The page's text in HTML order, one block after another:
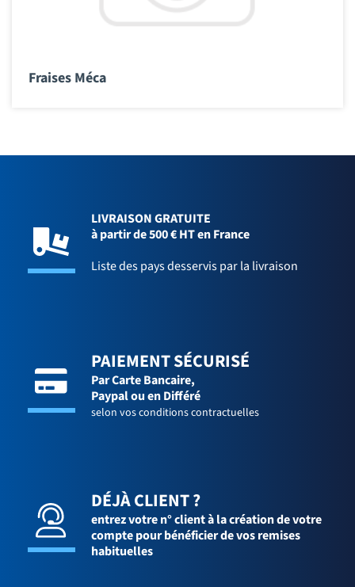
Fraises Méca
LIVRAISON GRATUITE
à partir de 500 € HT en France
Liste des pays desservis par la livraison
PAIEMENT SÉCURISÉ
Par Carte Bancaire,
Paypal ou en Différé
selon vos conditions contractuelles
DÉJÀ CLIENT ?
entrez votre n° client à la création de votre
compte pour bénéficier de vos remises
habituelles